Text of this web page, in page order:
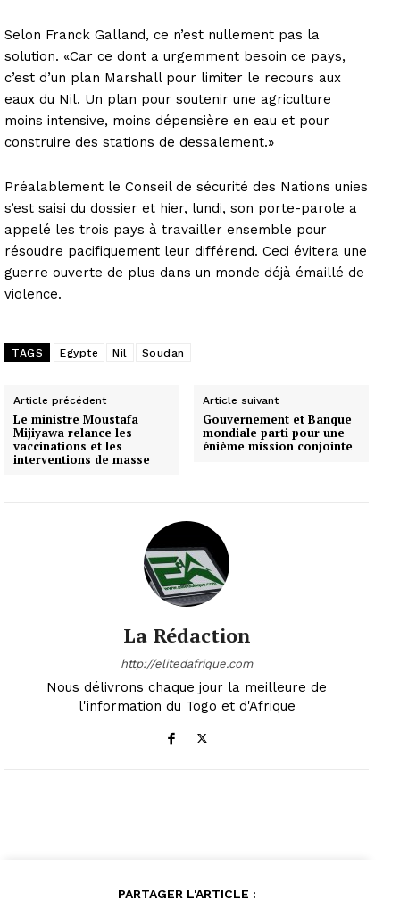
Selon Franck Galland, ce n’est nullement pas la
solution. «Car ce dont a urgemment besoin ce pays,
c’est d’un plan Marshall pour limiter le recours aux
eaux du Nil. Un plan pour soutenir une agriculture
moins intensive, moins dépensière en eau et pour
construire des stations de dessalement.»
Préalablement le Conseil de sécurité des Nations unies
s’est saisi du dossier et hier, lundi, son porte-parole a
appelé les trois pays à travailler ensemble pour
résoudre pacifiquement leur différend. Ceci évitera une
guerre ouverte de plus dans un monde déjà émaillé de
violence.
TAGS Egypte Nil Soudan
Article précédent
Le ministre Moustafa
Mijiyawa relance les
vaccinations et les
interventions de masse
Article suivant
Gouvernement et Banque
mondiale parti pour une
énième mission conjointe
La Rédaction
http://elitedafrique.com
Nous délivrons chaque jour la meilleure de
l'information du Togo et d'Afrique
PARTAGER L'ARTICLE :